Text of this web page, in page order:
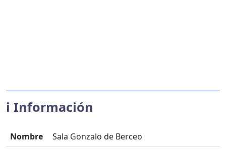
ℹ️ Información
Nombre
Sala Gonzalo de Berceo